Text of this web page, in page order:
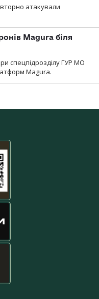
атакували
Magura біля
спецпідрозділу ГУР МО
Magura.